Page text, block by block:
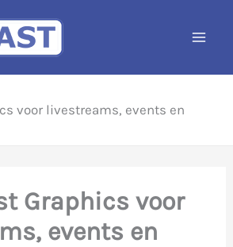
voor livestreams, events en
Graphics voor
events en